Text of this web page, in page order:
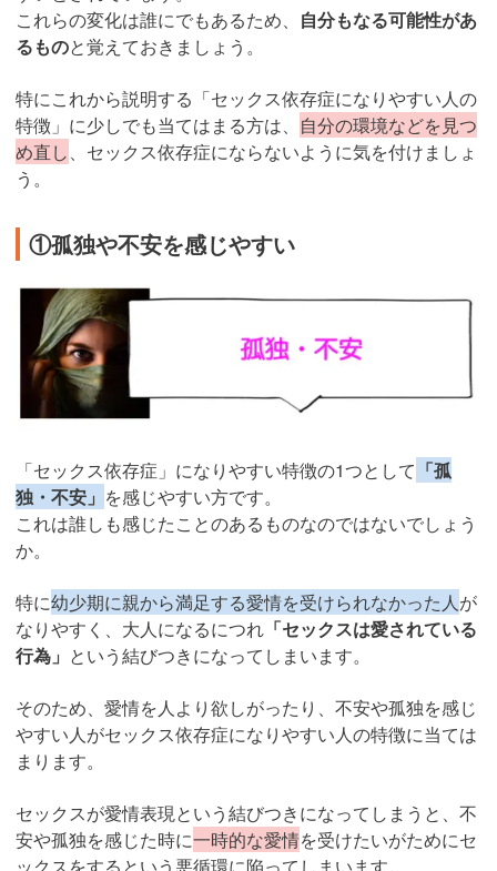
これらの変化は誰にでもあるため、 自分もなる可能性があ
るものと覚えておきましょう。
特にこれから説明する「セックス依存症になりやすい人の
特徴」に少しでも当てはまる方は、 自分の環境などを見つ
め直し、セックス依存症にならないように気を付けましょ
う。
①孤独や不安を感じやすい
「セックス依存症」になりやすい特徴の1つとして 「孤
独・不安」 を感じやすい方です。
これは誰しも感じたことのあるものなのではないでしょう
か。
特に幼少期に親から満足する愛情を受けられなかった人が
なりやすく、大人になるにつれ 「セックスは愛されている
行為」 という結びつきになってしまいます。
そのため、愛情を人より欲しがったり、不安や孤独を感じ
やすい人がセックス依存症になりやすい人の特徴に当ては
まります。
セックスが愛情表現という結びつきになってしまうと、不
安や孤独を感じた時に一時的な愛情を受けたいがためにセ